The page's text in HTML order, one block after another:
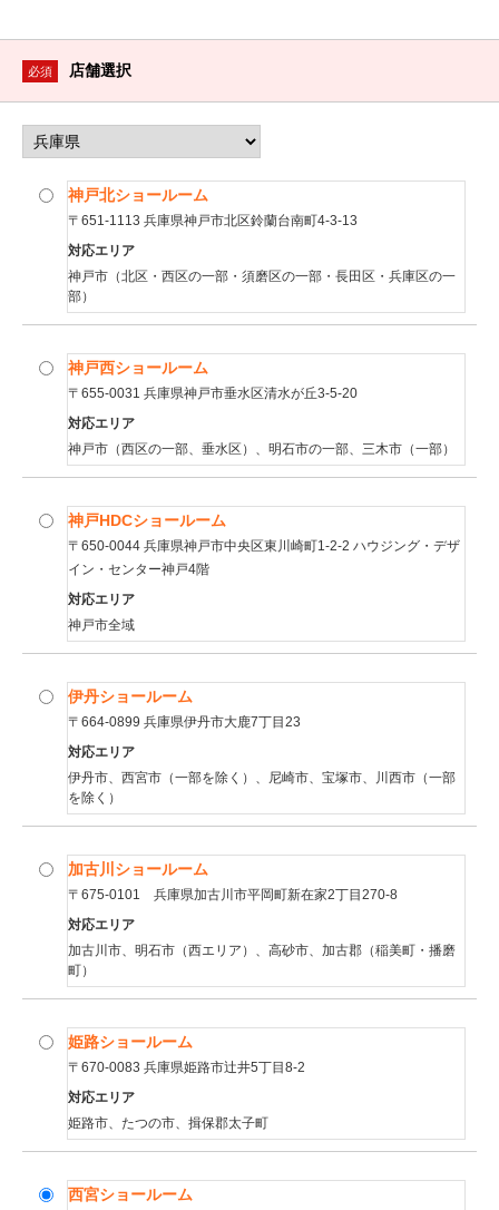
必須 店舗選択
神戸北ショールーム
〒651-1113 兵庫県神戸市北区鈴蘭台南町4-3-13
対応エリア
神戸市（北区・西区の一部・須磨区の一部・長田区・兵庫区の一
部）
神戸西ショールーム
〒655-0031 兵庫県神戸市垂水区清水が丘3-5-20
対応エリア
神戸市（西区の一部、垂水区）、明石市の一部、三木市（一部）
神戸HDCショールーム
〒650-0044 兵庫県神戸市中央区東川崎町1-2-2 ハウジング・デザ
イン・センター神戸4階
対応エリア
神戸市全域
伊丹ショールーム
〒664-0899 兵庫県伊丹市大鹿7丁目23
対応エリア
伊丹市、西宮市（一部を除く）、尼崎市、宝塚市、川西市（一部
を除く）
加古川ショールーム
〒675-0101 兵庫県加古川市平岡町新在家2丁目270-8
対応エリア
加古川市、明石市（西エリア）、高砂市、加古郡（稲美町・播磨
町）
姫路ショールーム
〒670-0083 兵庫県姫路市辻井5丁目8-2
対応エリア
姫路市、たつの市、揖保郡太子町
西宮ショールーム